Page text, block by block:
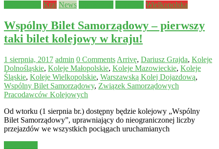
Kraj News Wielkopolska
Wspólny Bilet Samorządowy – pierwszy
taki bilet kolejowy w kraju!
1 sierpnia, 2017 admin 0 Comments Arrivę, Dariusz Grajda, Koleje
Dolnośląskie, Koleje Małopolskie, Koleje Mazowieckie, Koleje
Śląskie, Koleje Wielkopolskie, Warszawską Kolej Dojazdową,
Wspólny Bilet Samorządowy, Związek Samorządowych
Pracodawców Kolejowych
Od wtorku (1 sierpnia br.) dostępny będzie kolejowy „Wspólny
Bilet Samorządowy”, uprawniający do nieograniczonej liczby
przejazdów we wszystkich pociągach uruchamianych